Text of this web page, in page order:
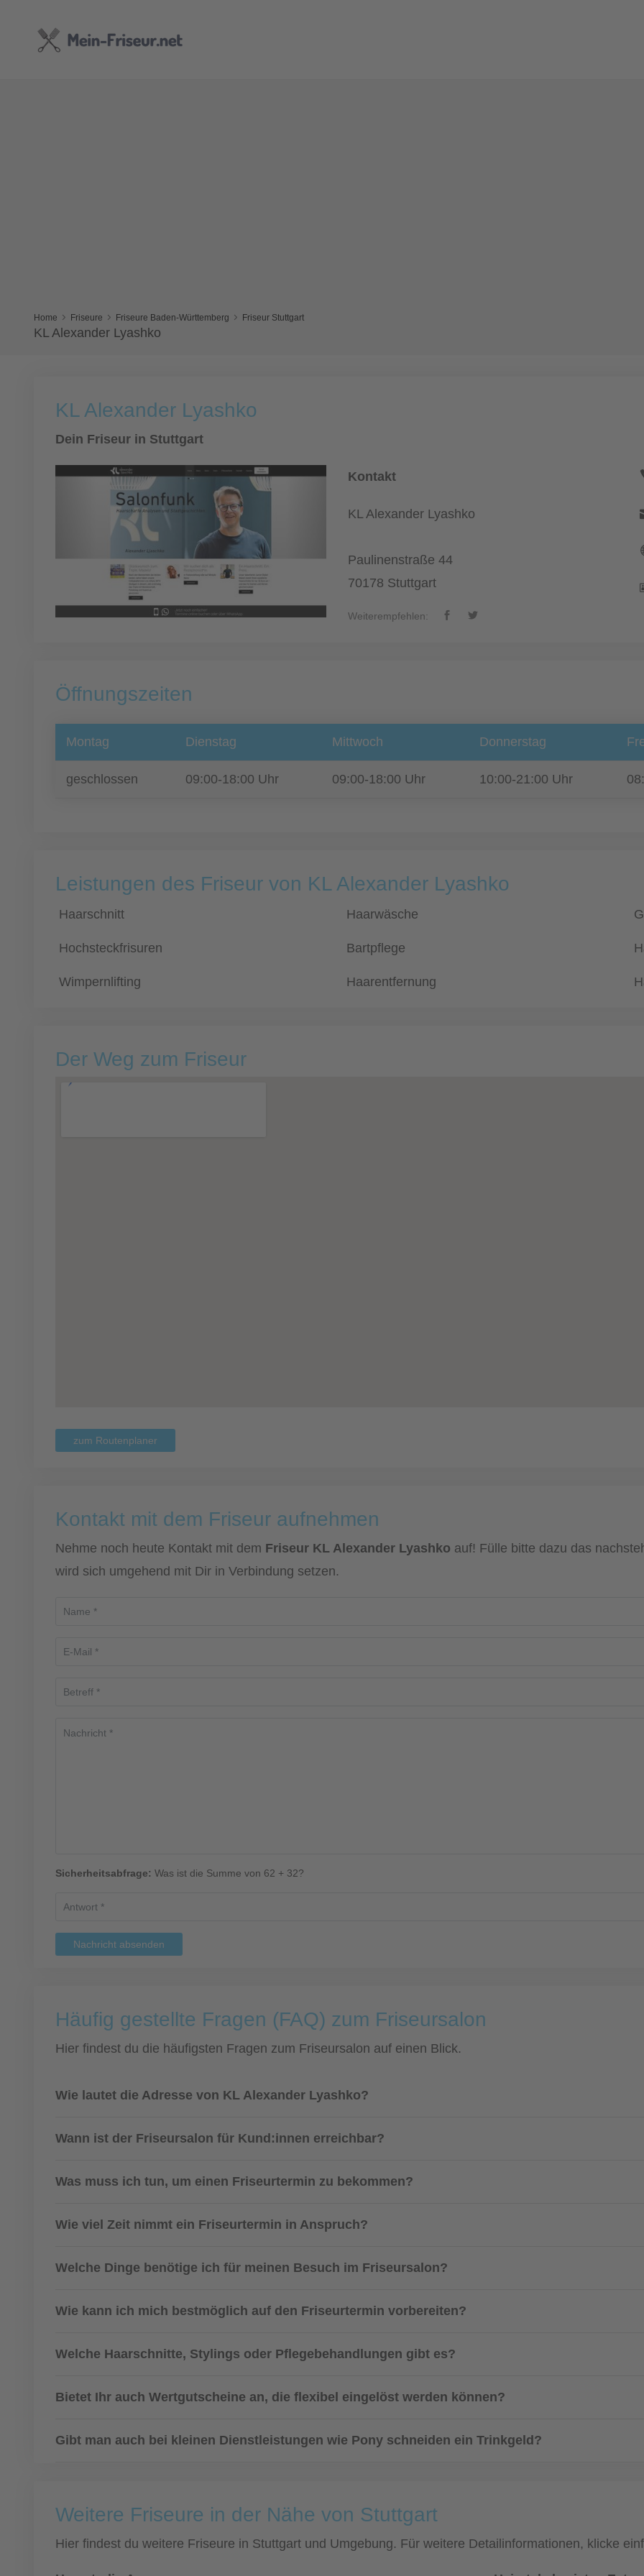
Home Friseure Friseure Baden-Württemberg Friseur Stuttgart
KL Alexander Lyashko
KL Alexander Lyashko
Dein Friseur in Stuttgart
Kontakt
KL Alexander Lyashko
Paulinenstraße 44
70178 Stuttgart
Weiterempfehlen:
Öffnungszeiten
Montag Dienstag Mittwoch Donnerstag
geschlossen 09:00-18:00 Uhr 09:00-18:00 Uhr 10:00-21:00 Uhr
Leistungen des Friseur von KL Alexander Lyashko
Haarschnitt Haarwäsche
Hochsteckfrisuren Bartpflege
Wimpernlifting Haarentfernung
Der Weg zum Friseur
zum Routenplaner
Kontakt mit dem Friseur aufnehmen
Nehme noch heute Kontakt mit dem Friseur KL Alexander Lyashko auf! Fülle bitte dazu das
wird sich umgehend mit Dir in Verbindung setzen.
Sicherheitsabfrage: Was ist die Summe von 62 + 32?
Nachricht absenden
Häufig gestellte Fragen (FAQ) zum Friseursalon
Hier findest du die häufigsten Fragen zum Friseursalon auf einen Blick.
Wie lautet die Adresse von KL Alexander Lyashko?
Wann ist der Friseursalon für Kund:innen erreichbar?
Was muss ich tun, um einen Friseurtermin zu bekommen?
Wie viel Zeit nimmt ein Friseurtermin in Anspruch?
Welche Dinge benötige ich für meinen Besuch im Friseursalon?
Wie kann ich mich bestmöglich auf den Friseurtermin vorbereiten?
Welche Haarschnitte, Stylings oder Pflegebehandlungen gibt es?
Bietet Ihr auch Wertgutscheine an, die flexibel eingelöst werden können?
Gibt man auch bei kleinen Dienstleistungen wie Pony schneiden ein Trinkgeld?
Weitere Friseure in der Nähe von Stuttgart
Hier findest du weitere Friseure in Stuttgart und Umgebung. Für weitere Detailinformationen, klicke